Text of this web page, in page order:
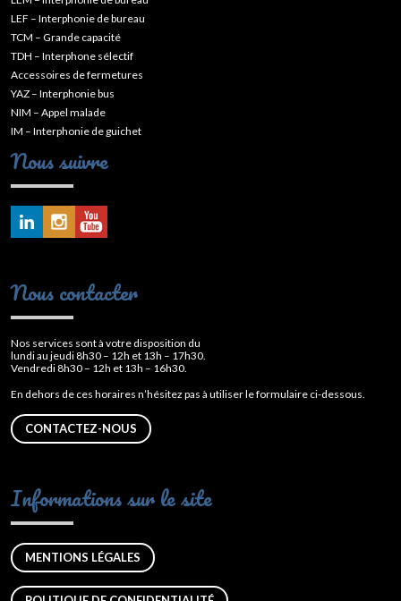
LEF – Interphonie de bureau
TCM – Grande capacité
TDH – Interphone sélectif
Accessoires de fermetures
YAZ – Interphonie bus
NIM – Appel malade
IM – Interphonie de guichet
Nous suivre
Nous contacter
Nos services sont à votre disposition du
lundi au jeudi 8h30 – 12h et 13h – 17h30.
Vendredi 8h30 – 12h et 13h – 16h30.
En dehors de ces horaires n’hésitez pas à utiliser le formulaire ci-dessous.
CONTACTEZ-NOUS
Informations sur le site
MENTIONS LÉGALES